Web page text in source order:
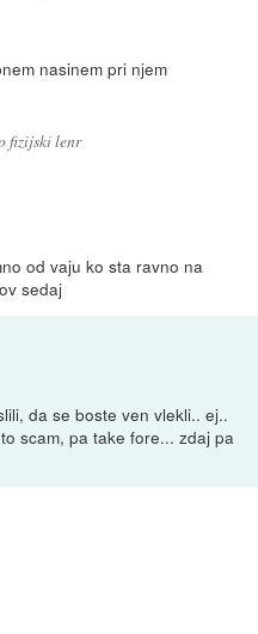
nasinem pri njem
fizijski lenr
od vaju ko sta ravno na
sedaj
da se boste ven vlekli.. ej..
scam, pa take fore... zdaj pa